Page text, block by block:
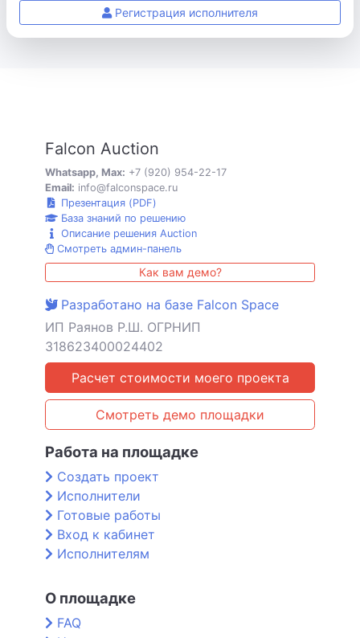
Регистрация исполнителя
Falcon Auction
Whatsapp, Max: +7 (920) 954-22-17
Email: info@falconspace.ru
Презентация (PDF)
База знаний по решению
Описание решения Auction
Смотреть админ-панель
Как вам демо?
Разработано на базе Falcon Space
ИП Раянов Р.Ш. ОГРНИП
318623400024402
Расчет стоимости моего проекта
Смотреть демо площадки
Работа на площадке
Создать проект
Исполнители
Готовые работы
Вход к кабинет
Исполнителям
О площадке
FAQ